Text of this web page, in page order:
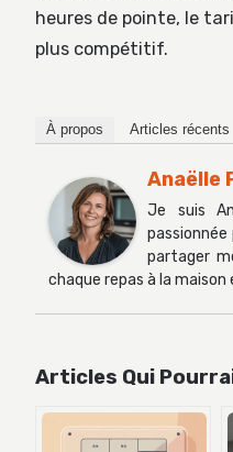
heures de pointe, le
plus compétitif.
À propos Articles récents
Anaëlle
Je suis
passionnée
partager
chaque repas à la
Articles Qui